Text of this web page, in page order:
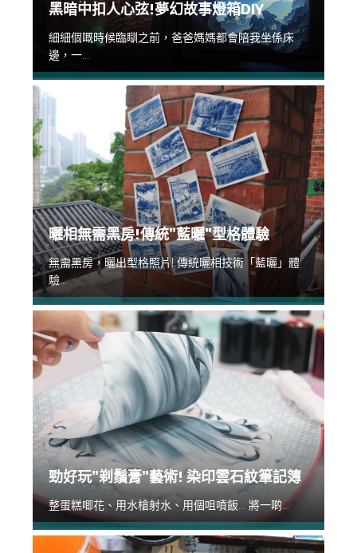
黑暗中扣人心弦!夢幻故事燈箱DIY
細細個嘅時候臨瞓之前，爸爸媽媽都會陪我坐係床
邊，一...
曬相無需黑房!傳統”藍曬”型格體驗
無需黑房，曬出型格照片! 傳統曬相技術「藍曬」體
驗...
勁好玩”剃鬚膏”藝術! 染印雲石紋筆記簿
整蛋糕唧花、用水槍射水、用個咀噴飯... 將一啲...